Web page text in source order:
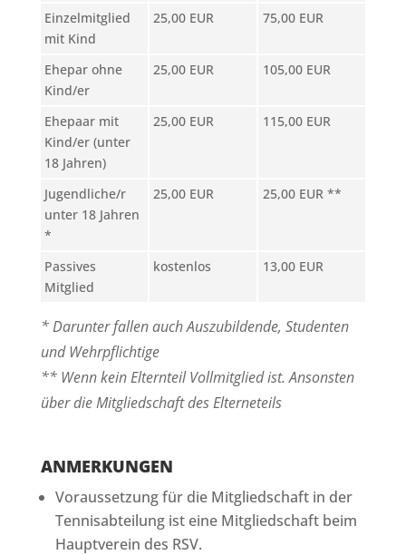
Einzelmitglied
mit Kind
25,00 EUR 75,00 EUR
Ehepar ohne
Kind/er
25,00 EUR 105,00 EUR
Ehepaar mit
Kind/er (unter
18 Jahren)
25,00 EUR 115,00 EUR
Jugendliche/r
unter 18 Jahren
*
25,00 EUR 25,00 EUR **
Passives
Mitglied
kostenlos 13,00 EUR
* Darunter fallen auch Auszubildende, Studenten
und Wehrpflichtige
** Wenn kein Elternteil Vollmitglied ist. Ansonsten
über die Mitgliedschaft des Elterneteils
ANMERKUNGEN
Voraussetzung für die Mitgliedschaft in der
Tennisabteilung ist eine Mitgliedschaft beim
Hauptverein des RSV.